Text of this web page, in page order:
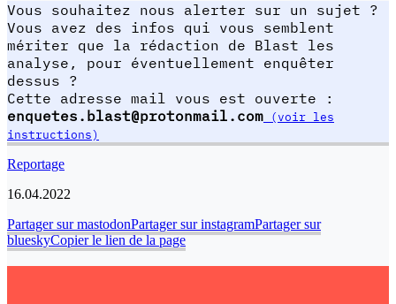
Vous souhaitez nous alerter sur un sujet ?
Vous avez des infos qui vous semblent
mériter que la rédaction de Blast les
analyse, pour éventuellement enquêter
dessus ?
Cette adresse mail vous est ouverte :
enquetes.blast@protonmail.com (voir les
instructions)
Reportage
16.04.2022
Partager sur mastodonPartager sur instagramPartager sur
blueskyCopier le lien de la page